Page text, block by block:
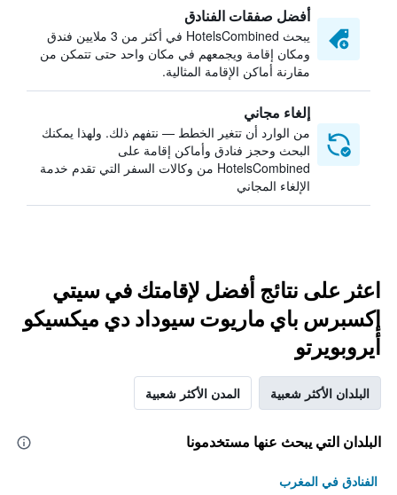
أفضل صفقات الفنادق
يبحث HotelsCombined في أكثر من 3 ملايين فندق
ومكان إقامة ويجمعهم في مكان واحد حتى تتمكن من
مقارنة أماكن الإقامة المثالية.
إلغاء مجاني
من الوارد أن تتغير الخطط — نتفهم ذلك. ولهذا يمكنك
البحث وحجز فنادق وأماكن إقامة على
HotelsCombined من وكالات السفر التي تقدم خدمة
الإلغاء المجاني
اعثر على نتائج أفضل لإقامتك في سيتي
إكسبرس باي ماريوت سيوداد دي ميكسيكو
أيروبويرتو
البلدان الأكثر شعبية المدن الأكثر شعبية
البلدان التي يبحث عنها مستخدمونا
الفنادق في المغرب